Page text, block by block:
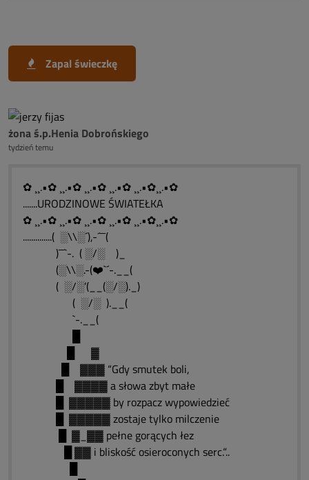
Zapal świeczkę
żona ś.p.Henia Dobrońskiego
tydzień temu
✿ ¸¸.•✿ ¸¸.•✿ ¸¸.•✿ ¸¸.•✿ ¸¸.•✿¸¸.•✿
.......URODZINOWE ŚWIATEŁKA
✿ ¸¸.•✿ ¸¸.•✿ ¸¸.•✿ ¸¸.•✿ ¸¸.•✿¸¸.•✿
..............( ░\\░´),-´¯¯(
)¯¯`-. ( ░/░ )_
(░\\░.-(❤️`´-.__(
( ░/░’(__(░/░)._)
( ░/░ ).__(
`-.__(
█ ▓
█ ▓▓▓ “Gdy smutek boli,
█ ▓▓▓▓ a słowa zbyt małe
█ ▓▓▓▓▓ by rozpacz wypowiedzieć
█ ▓▓▓▓▓ zostaje tylko milczenie
█ ▓_▓▓ pełne gorących łez
█ ▓▓ i bliskość osieroconych serc.“..